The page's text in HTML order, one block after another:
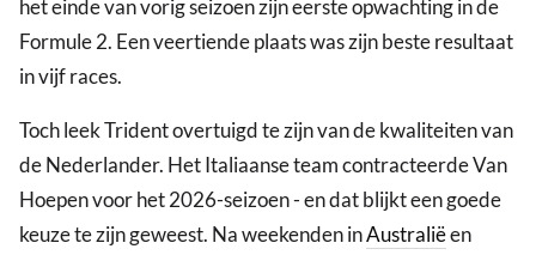
het einde van vorig seizoen zijn eerste opwachting in de
Formule 2. Een veertiende plaats was zijn beste resultaat
in vijf races.
Toch leek Trident overtuigd te zijn van de kwaliteiten van
de Nederlander. Het Italiaanse team contracteerde Van
Hoepen voor het 2026-seizoen - en dat blijkt een goede
keuze te zijn geweest. Na weekenden inAustraliëen